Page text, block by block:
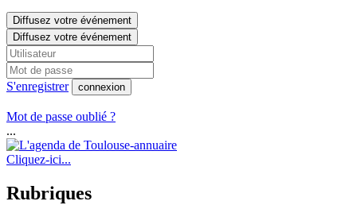
Diffusez votre événement
Diffusez votre événement
S'enregistrer connexion
Mot de passe oublié ?
...
Cliquez-ici...
Rubriques